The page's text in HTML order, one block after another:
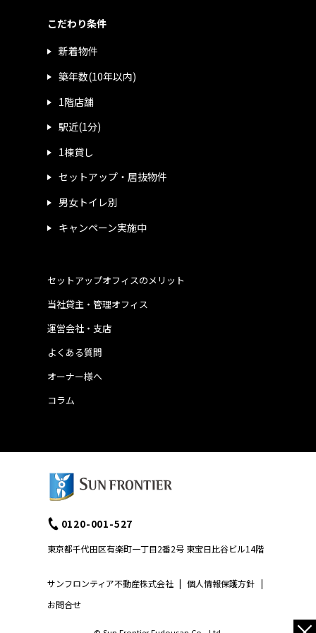
こだわり条件
新着物件
築年数(10年以内)
1階店舗
駅近(1分)
1棟貸し
セットアップ・居抜物件
男女トイレ別
キャンペーン実施中
運営会社・支店
よくある質問
当社貸主・管理オフィス
オーナー様へ
コラム
セットアップオフィスのメリット
サンフロンティア不動産株式会社 | 個人情報保護方針 |
お問合せ
0120-001-527
東京都千代田区有楽町一丁目2番2号 東宝日比谷ビル14階